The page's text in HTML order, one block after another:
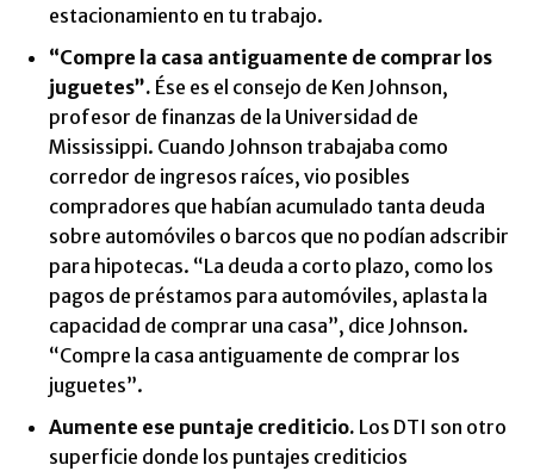
estacionamiento en tu trabajo.
“Compre la casa antiguamente de comprar los
juguetes”. Ése es el consejo de Ken Johnson,
profesor de finanzas de la Universidad de
Mississippi. Cuando Johnson trabajaba como
corredor de ingresos raíces, vio posibles
compradores que habían acumulado tanta deuda
sobre automóviles o barcos que no podían adscribir
para hipotecas. “La deuda a corto plazo, como los
pagos de préstamos para automóviles, aplasta la
capacidad de comprar una casa”, dice Johnson.
“Compre la casa antiguamente de comprar los
juguetes”.
Aumente ese puntaje crediticio. Los DTI son otro
superficie donde los puntajes crediticios